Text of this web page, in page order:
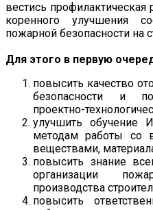
вестись профилактическая
коренного улучшения
пожарной безопасности на
Для этого в первую
повысить качество
безопасности и
проектно-
улучшить обучение
методам работы со
веществами,
повысить знание
организации
производства
повысить